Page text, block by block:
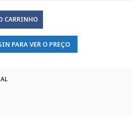
CARRINHO
PARA VER O PREÇO